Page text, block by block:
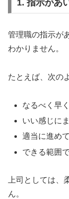
1. 指示があ
管理職の指示が
わかりません。
たとえば、次の
なるべく早
いい感じに
適当に進め
できる範囲
上司としては、
ん。